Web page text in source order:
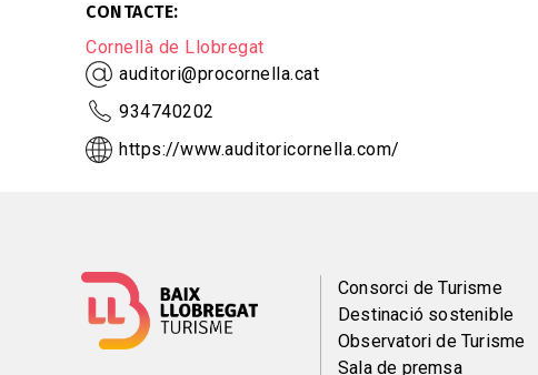
CONTACTE
Cornellà de Llobregat
auditori@procornella.cat
934740202
https://www.auditoricornella.com/
Menú
del
Consorci de Turisme
Destinació sostenible
Observatori de Turisme
Sala de premsa